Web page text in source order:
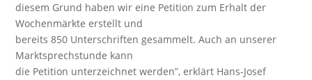
diesem Grund haben wir eine Petition zum Erhalt der
Wochenmärkte erstellt und
bereits 850 Unterschriften gesammelt. Auch an unserer
Marktsprechstunde kann
die Petition unterzeichnet werden”, erklärt Hans-Josef